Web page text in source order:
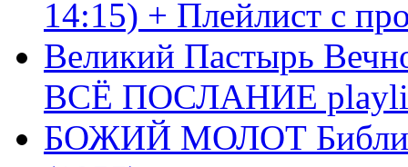
14:15) + Плейлист с
Великий Пастырь
ВСЁ ПОСЛАНИЕ
БОЖИЙ МОЛОТ Библия